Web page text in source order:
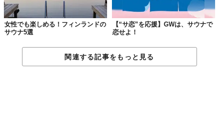
箕面湯元水春：
https://youtu.be/OjkTlKGrnG0
岩塩 りんくうの湯：https://youtu.be/nV4INhKyUbA
草津湯元水春：
https://youtu.be/5SYnMH9iZOM
神戸ハーバーランド温泉　万葉倶楽部：
https://youtu.be/DjTFaTmh86Y
女性でも楽しめる！フィンランドの
サウナ5選
【“サ恋”を応援】GWは、サウナで
恋せよ！
関連する記事をもっと見る